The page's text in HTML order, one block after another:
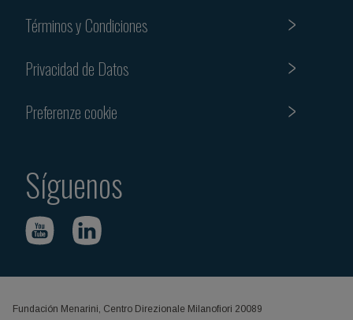
Términos y Condiciones
Privacidad de Datos
Preferenze cookie
Síguenos
Fundación Menarini, Centro Direzionale Milanofiori 20089